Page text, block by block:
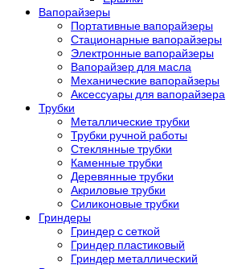
Вапорайзеры
Портативные вапорайзеры
Стационарные вапорайзеры
Электронные вапорайзеры
Вапорайзер для масла
Механические вапорайзеры
Аксессуары для вапорайзера
Трубки
Металлические трубки
Трубки ручной работы
Стеклянные трубки
Каменные трубки
Деревянные трубки
Акриловые трубки
Силиконовые трубки
Гриндеры
Гриндер с сеткой
Гриндер пластиковый
Гриндер металлический